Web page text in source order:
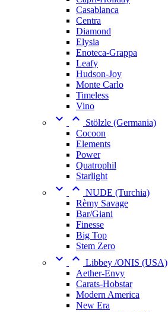
Casablanca
Centra
Diamond
Elysia
Enoteca-Grappa
Leafy
Hudson-Joy
Monte Carlo
Timeless
Vino
 
Stölzle (Germania)
Cocoon
Elements
Power
Quatrophil
Starlight
  NUDE (Turchia)
Rèmy Savage
Bar/Giani
Finesse
Big Top
Stem Zero
  Libbey /ONIS (USA)
Aether-Envy
Carats-Hobstar
Modern America
New Era